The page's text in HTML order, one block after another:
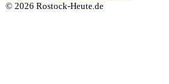
© 2026 Rostock-Heute.de